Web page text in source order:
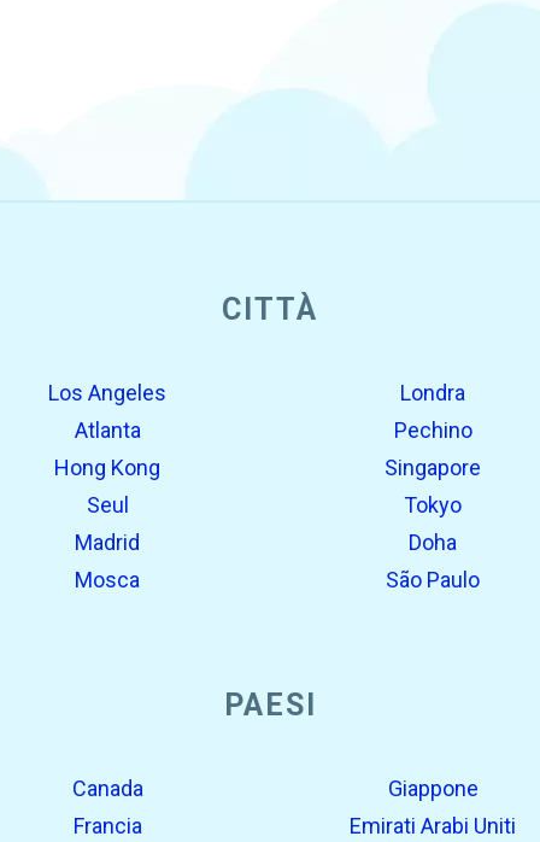
CITTÀ
Los Angeles
Londra
Atlanta
Pechino
Hong Kong
Singapore
Seul
Tokyo
Madrid
Doha
Mosca São Paulo
PAESI
Canada
Giappone
Francia
Emirati Arabi Uniti